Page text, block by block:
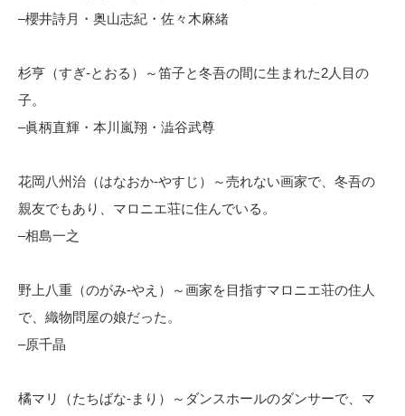
–櫻井詩月・奥山志紀・佐々木麻緒
杉亨（すぎ-とおる）～笛子と冬吾の間に生まれた2人目の
子。
–眞柄直輝・本川嵐翔・澁谷武尊
花岡八州治（はなおか-やすじ）～売れない画家で、冬吾の
親友でもあり、マロニエ荘に住んでいる。
–相島一之
野上八重（のがみ-やえ）～画家を目指すマロニエ荘の住人
で、織物問屋の娘だった。
–原千晶
橘マリ（たちばな-まり）～ダンスホールのダンサーで、マ